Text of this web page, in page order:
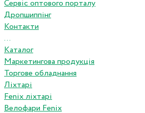
Сервіс оптового порталу
Дропшиппінг
Контакти
...
Каталог
Маркетингова продукція
Торгове обладнання
Ліхтарі
Fenix ліхтарі
Велофари Fenix